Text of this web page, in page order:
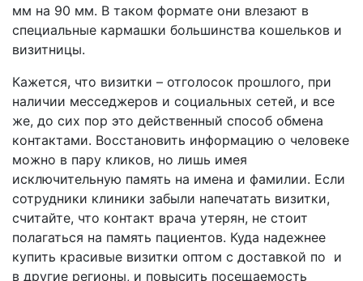
мм на 90 мм. В таком формате они влезают в
специальные кармашки большинства кошельков и
визитницы.
Кажется, что визитки – отголосок прошлого, при
наличии месседжеров и социальных сетей, и все
же, до сих пор это действенный способ обмена
контактами. Восстановить информацию о человеке
можно в пару кликов, но лишь имея
исключительную память на имена и фамилии. Если
сотрудники клиники забыли напечатать визитки,
считайте, что контакт врача утерян, не стоит
полагаться на память пациентов. Куда надежнее
купить красивые визитки оптом с доставкой по и
в другие регионы, и повысить посещаемость